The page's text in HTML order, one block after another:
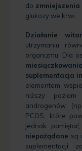
do zmniejszenia
glukozy we krwi.
Działanie
utrzymaniu
organizmu. Dla
miesiączkowania
suplementacja
elementem
niższy
androgenów
PCOS, które
jednak
niepożądane są
suplementacji